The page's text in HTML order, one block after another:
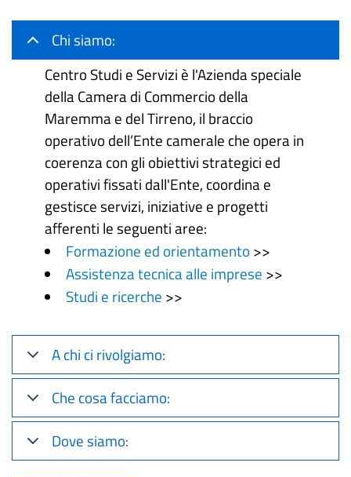
Chi siamo:
Centro Studi e Servizi è l'Azienda speciale
della Camera di Commercio della
Maremma e del Tirreno, il braccio
operativo dell’Ente camerale che opera in
coerenza con gli obiettivi strategici ed
operativi fissati dall'Ente, coordina e
gestisce servizi, iniziative e progetti
afferenti le seguenti aree:
Formazione ed orientamento >>
Assistenza tecnica alle imprese >>
Studi e ricerche >>
A chi ci rivolgiamo:
Che cosa facciamo:
Dove siamo: